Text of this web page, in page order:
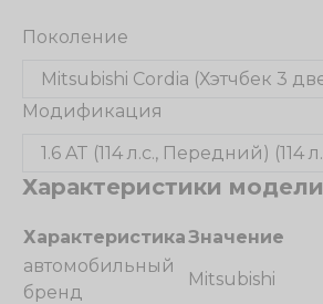
Поколение
Модификация
Характеристики модели
ХарактеристикаЗначение
автомобильный
бренд
Mitsubishi